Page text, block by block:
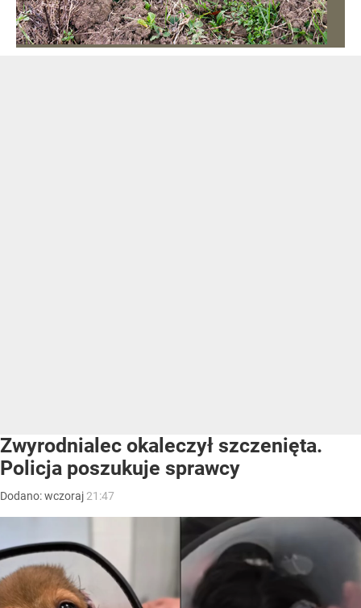
Zwyrodnialec okaleczył szczenięta.
Policja poszukuje sprawcy
Dodano:wczoraj 21:47